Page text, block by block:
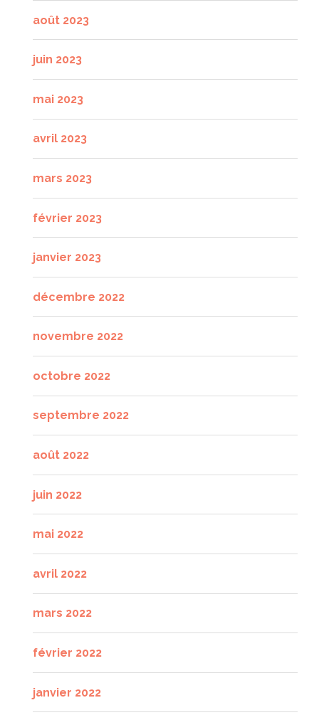
août 2023
juin 2023
mai 2023
avril 2023
mars 2023
février 2023
janvier 2023
décembre 2022
novembre 2022
octobre 2022
septembre 2022
août 2022
juin 2022
mai 2022
avril 2022
mars 2022
février 2022
janvier 2022